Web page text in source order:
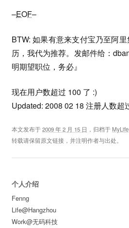
–EOF–
BTW: 如果有意来支付宝乃至阿
历，我代为推荐。发邮件给：
明期望职位，务必』
现在用户数超过 100 了 :)
Updated: 2008 02 18 注册人数超
本文发布于2009 年 2 月 15 日 ，归档于 MyLife
转载请保留原文链接，并注明作者与出处。
个人介绍
Fenng
Life@Hangzhou
Work@无码科技